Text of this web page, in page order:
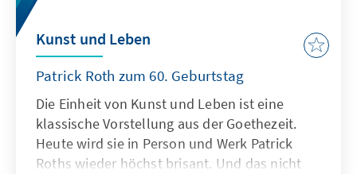
Kunst und Leben
Patrick Roth zum 60. Geburtstag
Die Einheit von Kunst und Leben ist eine
klassische Vorstellung aus der Goethezeit.
Heute wird sie in Person und Werk Patrick
Roths wieder höchst brisant. Und das nicht